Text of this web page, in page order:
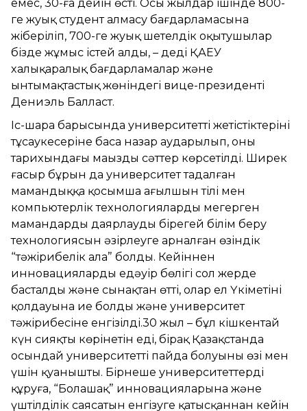
емес, 30-ға дейін өсті. Осы жылдар ішінде 800-
ге жуық студент алмасу бағдарламасына
жіберіліп, 700-ге жуық шетелдік оқытушылар
бізде жұмыс істей алды, – деді ҚАЕУ
халықаралық бағдарламалар және
ынтымақтастық жөніндегі вице-президенті
Дениэль Балласт.
Іс-шара барысында университеттің жетістіктерінің
тұсаукесеріне баса назар аударылып, оның
тарихындағы маңызды сәттер көрсетілді. Ширек
ғасыр бұрын да университет таңдалған
мамандыққа қосымша ағылшын тілі мен
компьютерлік технологияларды меңгерген
мамандарды даярлаудың бірегей білім беру
технологиясын әзірлеуге арналған өзіндік
“тәжірибелік алаң” болды. Кейіннен
инновациялардың едәуір бөлігі сол жерде
басталды және сынақтан өтті, олар ел Үкіметінің
қолдауына ие болды және университет
тәжірибесіне енгізілді.30 жыл – бұл кішкентай
күн сияқты көрінетін еді, бірақ Қазақстанда
осындай университеттің пайда болуының өзі мен
үшін қуанышты. Бірнеше университеттерді
құруға, “Болашақ” инновацияларына және
үштілділік саясатын енгізуге қатысқаннан кейін